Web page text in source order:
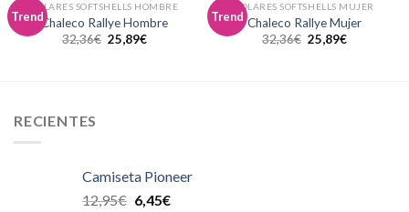
Trend
a la
POLARES SOFTSHELLS HOMBRE
Chaleco Rallye Hombre
32,36€ 25,89€
Trend
POLARES SOFTSHELLS MUJER
Chaleco Rallye Mujer
32,36€ 25,89€
RECIENTES
Camiseta Pioneer
12,95€ 6,45€